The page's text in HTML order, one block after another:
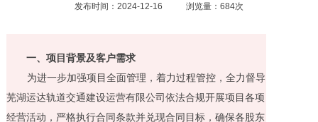
发布时间：2024-12-16 浏览量：684次
一、项目背景及客户需求
为进一步加强项目全面管理，着力过程管控，全力督导
芜湖运达轨道交通建设运营有限公司依法合规开展项目各项
经营活动，严格执行合同条款并兑现合同目标，确保各股东